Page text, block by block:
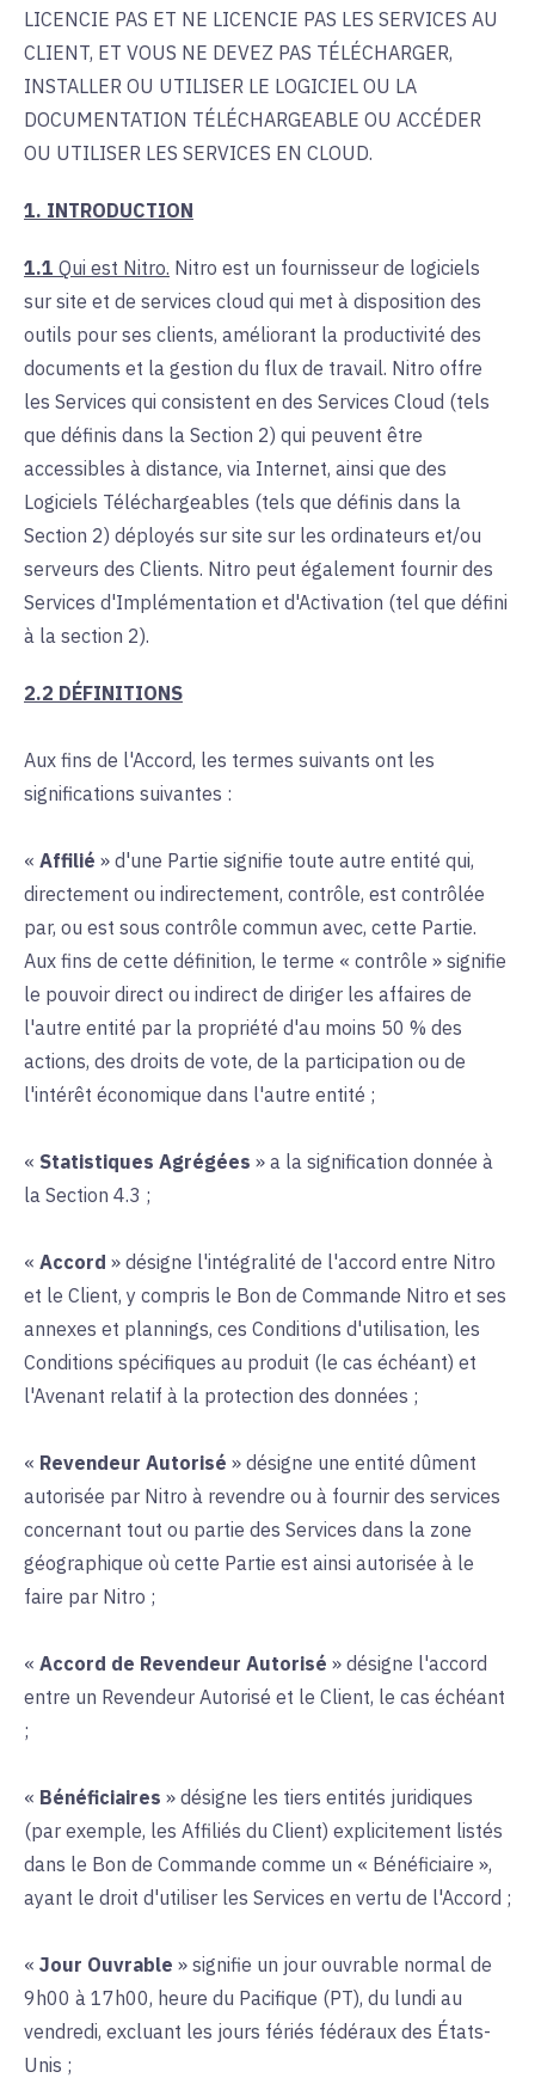
LICENCIE PAS ET NE LICENCIE PAS LES SERVICES AU
CLIENT, ET VOUS NE DEVEZ PAS TÉLÉCHARGER,
INSTALLER OU UTILISER LE LOGICIEL OU LA
DOCUMENTATION TÉLÉCHARGEABLE OU ACCÉDER
OU UTILISER LES SERVICES EN CLOUD.
1. INTRODUCTION
1.1 Qui est Nitro. Nitro est un fournisseur de logiciels
sur site et de services cloud qui met à disposition des
outils pour ses clients, améliorant la productivité des
documents et la gestion du flux de travail. Nitro offre
les Services qui consistent en des Services Cloud (tels
que définis dans la Section 2) qui peuvent être
accessibles à distance, via Internet, ainsi que des
Logiciels Téléchargeables (tels que définis dans la
Section 2) déployés sur site sur les ordinateurs et/ou
serveurs des Clients. Nitro peut également fournir des
Services d'Implémentation et d'Activation (tel que défini
à la section 2).
2.2 DÉFINITIONS
Aux fins de l'Accord, les termes suivants ont les
significations suivantes :
« Affilié » d'une Partie signifie toute autre entité qui,
directement ou indirectement, contrôle, est contrôlée
par, ou est sous contrôle commun avec, cette Partie.
Aux fins de cette définition, le terme « contrôle » signifie
le pouvoir direct ou indirect de diriger les affaires de
l'autre entité par la propriété d'au moins 50 % des
actions, des droits de vote, de la participation ou de
l'intérêt économique dans l'autre entité ;
« Statistiques Agrégées » a la signification donnée à
la Section 4.3 ;
« Accord » désigne l'intégralité de l'accord entre Nitro
et le Client, y compris le Bon de Commande Nitro et ses
annexes et plannings, ces Conditions d'utilisation, les
Conditions spécifiques au produit (le cas échéant) et
l'Avenant relatif à la protection des données ;
« Revendeur Autorisé » désigne une entité dûment
autorisée par Nitro à revendre ou à fournir des services
concernant tout ou partie des Services dans la zone
géographique où cette Partie est ainsi autorisée à le
faire par Nitro ;
« Accord de Revendeur Autorisé » désigne l'accord
entre un Revendeur Autorisé et le Client, le cas échéant
;
« Bénéficiaires » désigne les tiers entités juridiques
(par exemple, les Affiliés du Client) explicitement listés
dans le Bon de Commande comme un « Bénéficiaire »,
ayant le droit d'utiliser les Services en vertu de l'Accord ;
« Jour Ouvrable » signifie un jour ouvrable normal de
9h00 à 17h00, heure du Pacifique (PT), du lundi au
vendredi, excluant les jours fériés fédéraux des États-
Unis ;